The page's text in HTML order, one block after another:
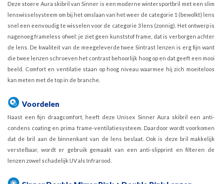
Deze stoere Aura skibril van Sinner is een moderne wintersportbril met een slim
lenswisselsysteem om bij het omslaan van het weer de categorie 1 (bewolkt) lens
snel een eenvoudig te wisselen voor de categorie 3 lens (zonnig). Het ontwerp is
nagenoeg frameless ofwel: je ziet geen kunststof frame, dat is verborgen achter
de lens. De kwaliteit van de meegeleverde twee Sintrast lenzen is erg fijn want
die twee lenzen schroeven het contrast behoorlijk hoog op en dat geeft een mooi
beeld. Comfort en ventilatie staan op hoog niveau waarmee hij zich moeiteloos
kan meten met de top in de branche.
Voordelen
Naast een fijn draagcomfort, heeft deze Unisex Sinner Aura skibril een anti-
condens coating en prima frame-ventilatiesysteem. Daardoor wordt voorkomen
dat de bril aan de binnenkant van de lens beslaat. Ook is deze bril makkelijk
verstelbaar, wordt er gebruik gemaakt van een anti-slipprint en filteren de
lenzen zowel schadelijk UV als Infrarood.